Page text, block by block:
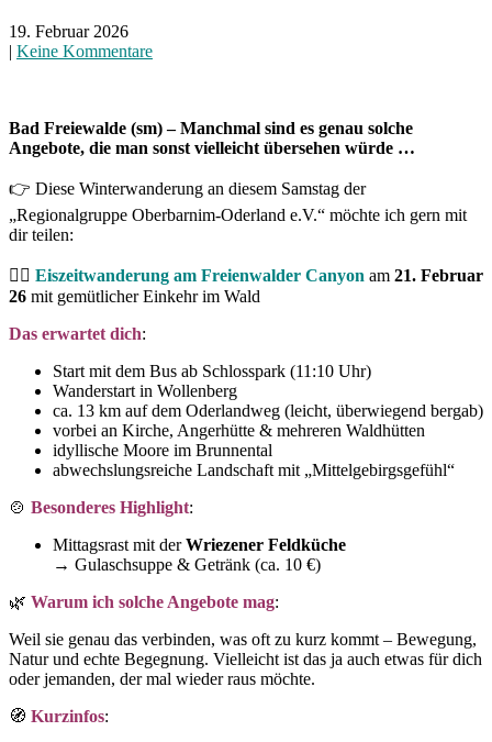
19. Februar 2026
| Keine Kommentare
Bad Freiewalde (sm) – Manchmal sind es genau solche
Angebote, die man sonst vielleicht übersehen würde …
👉 Diese Winterwanderung an diesem Samstag der
„Regionalgruppe Oberbarnim-Oderland e.V.“ möchte ich gern mit
dir teilen:
🚶‍♀️ Eiszeitwanderung am Freienwalder Canyon am 21. Februar
26 mit gemütlicher Einkehr im Wald
Das erwartet dich:
Start mit dem Bus ab Schlosspark (11:10 Uhr)
Wanderstart in Wollenberg
ca. 13 km auf dem Oderlandweg (leicht, überwiegend bergab)
vorbei an Kirche, Angerhütte & mehreren Waldhütten
idyllische Moore im Brunnental
abwechslungsreiche Landschaft mit „Mittelgebirgsgefühl“
🍲 Besonderes Highlight:
Mittagsrast mit derWriezener Feldküche
→ Gulaschsuppe & Getränk (ca. 10 €)
🌿 Warum ich solche Angebote mag:
Weil sie genau das verbinden, was oft zu kurz kommt – Bewegung,
Natur und echte Begegnung. Vielleicht ist das ja auch etwas für dich
oder jemanden, der mal wieder raus möchte.
🧭 Kurzinfos: